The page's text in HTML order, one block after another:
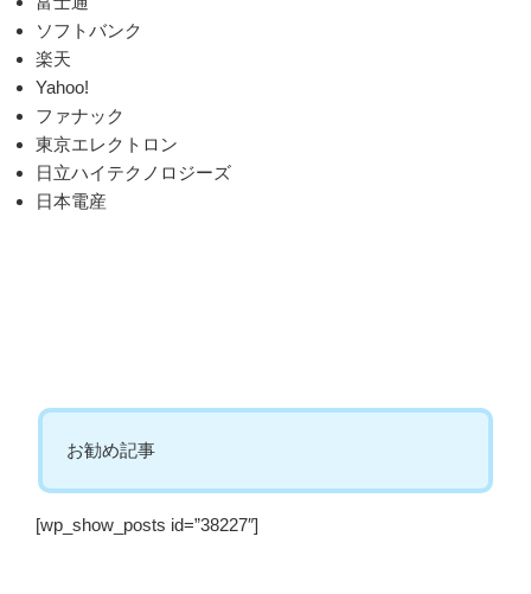
ソフトバンク
楽天
Yahoo!
ファナック
東京エレクトロン
日立ハイテクノロジーズ
日本電産
お勧め記事
[wp_show_posts id=”38227″]